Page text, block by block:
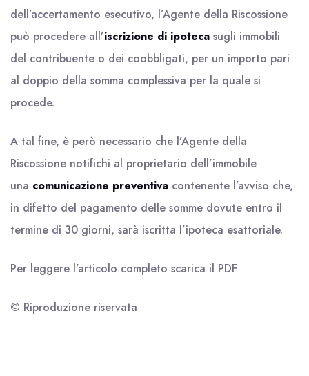
dell’accertamento esecutivo, l’Agente della Riscossione
può procedere all’iscrizione di ipoteca sugli immobili
del contribuente o dei coobbligati, per un importo pari
al doppio della somma complessiva per la quale si
procede.
A tal fine, è però necessario che l’Agente della
Riscossione notifichi al proprietario dell’immobile
una comunicazione preventiva contenente l’avviso che,
in difetto del pagamento delle somme dovute entro il
termine di 30 giorni, sarà iscritta l’ipoteca esattoriale.
Per leggere l’articolo completo scarica il PDF
© Riproduzione riservata